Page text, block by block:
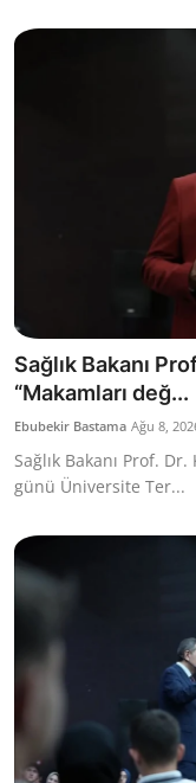
Sağlık Bakanı
“Makamları değ...
Ebubekir Bastama Ağu 8,
Sağlık Bakanı Prof.
günü Üniversite Ter...